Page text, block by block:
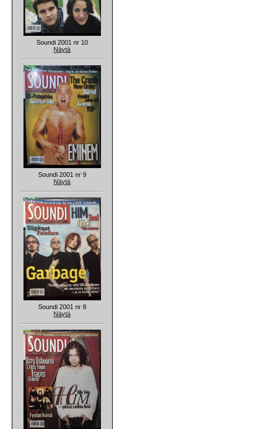
Soundi 2001 nr 10
Näytä
Soundi 2001 nr 9
Näytä
Soundi 2001 nr 8
Näytä